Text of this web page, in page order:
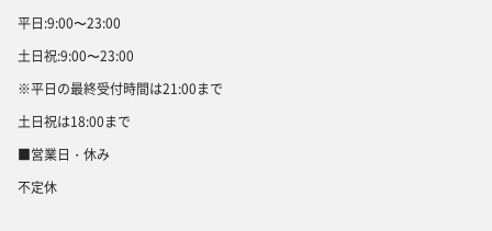
平日:9:00〜23:00
土日祝:9:00〜23:00
※平日の最終受付時間は21:00まで
土日祝は18:00まで
■営業日・休み
不定休